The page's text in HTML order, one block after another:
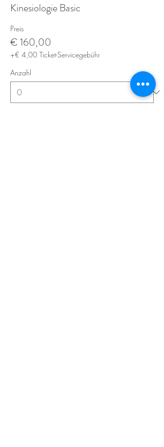
Kinesiologie Basic
Preis
€ 160,00
+€ 4,00 Ticket-Servicegebühr
Anzahl